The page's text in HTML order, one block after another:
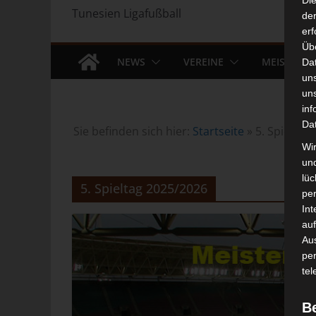
Tunesien Ligafußball
NEWS VEREINE
Sie befinden sich hier: Startseite » 5. Spieltag
5. Spieltag 2025/2026